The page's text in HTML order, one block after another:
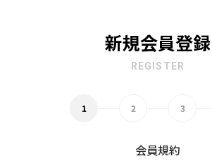
新規会員登録
REGISTER
会員規約